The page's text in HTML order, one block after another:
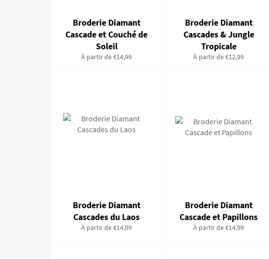
Broderie Diamant
Cascade et Couché de
Soleil
À partir de €14,99
Broderie Diamant
Cascades & Jungle
Tropicale
À partir de €12,99
Broderie Diamant
Cascades du Laos
À partir de €14,99
Broderie Diamant
Cascade et Papillons
À partir de €14,99